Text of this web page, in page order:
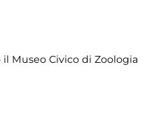
il Museo Civico di Zoologia